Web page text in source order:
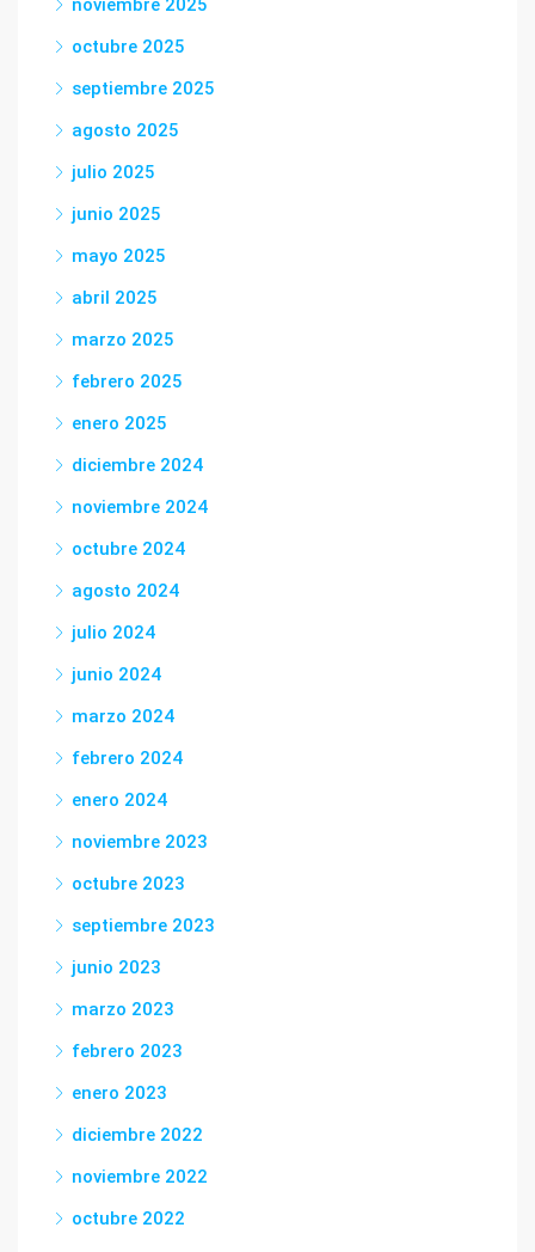
noviembre 2025
octubre 2025
septiembre 2025
agosto 2025
julio 2025
junio 2025
mayo 2025
abril 2025
marzo 2025
febrero 2025
enero 2025
diciembre 2024
noviembre 2024
octubre 2024
agosto 2024
julio 2024
junio 2024
marzo 2024
febrero 2024
enero 2024
noviembre 2023
octubre 2023
septiembre 2023
junio 2023
marzo 2023
febrero 2023
enero 2023
diciembre 2022
noviembre 2022
octubre 2022